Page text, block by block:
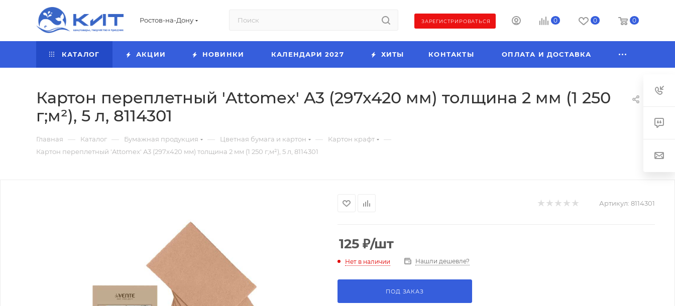
Ростов-на-Дону ЗАРЕГИСТРИРОВАТЬСЯ 0 0 0
КАТАЛОГ АКЦИИ НОВИНКИ КАЛЕНДАРИ 2027 ХИТЫ КОНТАКТЫ ОПЛАТА И ДОСТАВКА
Картон переплетный 'Attomex' A3 (297x420 мм) толщина 2 мм (1 250
г;м²), 5 л, 8114301
Главная — Каталог — Бумажная продукция — Цветная бумага и картон — Картон крафт —
Картон переплетный 'Attomex' A3 (297x420 мм) толщина 2 мм (1 250 г;м²), 5 л, 8114301
Артикул: 8114301
125 ₽/шт
Нет в наличии Нашли дешевле?
ПОД ЗАКАЗ